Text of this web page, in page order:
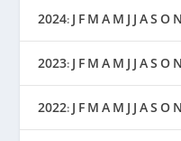
2024: J F M A M J J AS O N
2023: J F M A M J J AS O N
2022: J F M A M J J AS O N